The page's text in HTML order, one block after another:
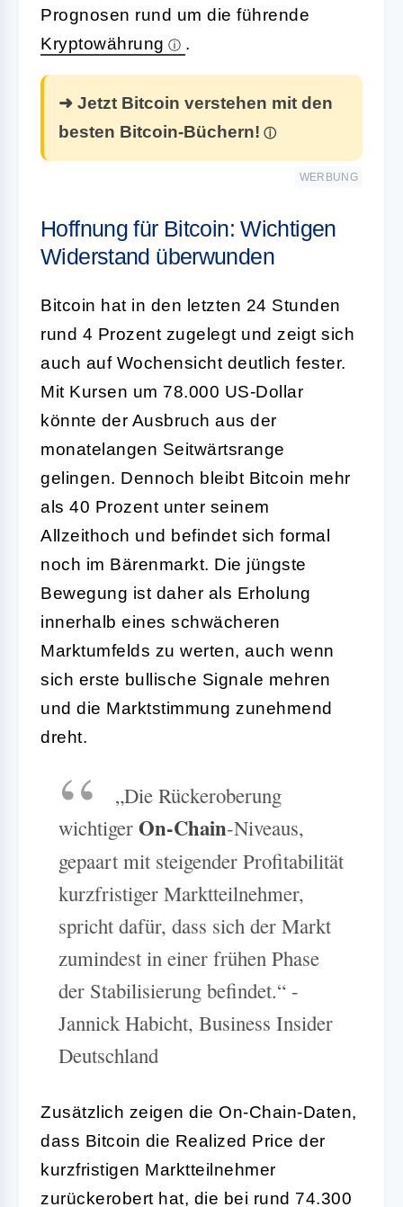
Prognosen rund um die führende
Kryptowährung
.
➜ Jetzt Bitcoin verstehen mit den
besten Bitcoin-Büchern!
WERBUNG
Hoffnung für Bitcoin: Wichtigen
Widerstand überwunden
Bitcoin hat in den letzten 24 Stunden
rund 4 Prozent zugelegt und zeigt sich
auch auf Wochensicht deutlich fester.
Mit Kursen um 78.000 US-Dollar
könnte der Ausbruch aus der
monatelangen Seitwärtsrange
gelingen. Dennoch bleibt Bitcoin mehr
als 40 Prozent unter seinem
Allzeithoch und befindet sich formal
noch im Bärenmarkt. Die jüngste
Bewegung ist daher als Erholung
innerhalb eines schwächeren
Marktumfelds zu werten, auch wenn
sich erste bullische Signale mehren
und die Marktstimmung zunehmend
dreht.
„Die Rückeroberung
wichtiger On-Chain-Niveaus,
gepaart mit steigender Profitabilität
kurzfristiger Marktteilnehmer,
spricht dafür, dass sich der Markt
zumindest in einer frühen Phase
der Stabilisierung befindet.“ -
Jannick Habicht, Business Insider
Deutschland
Zusätzlich zeigen die On-Chain-Daten,
dass Bitcoin die Realized Price der
kurzfristigen Marktteilnehmer
zurückerobert hat, die bei rund 74.300